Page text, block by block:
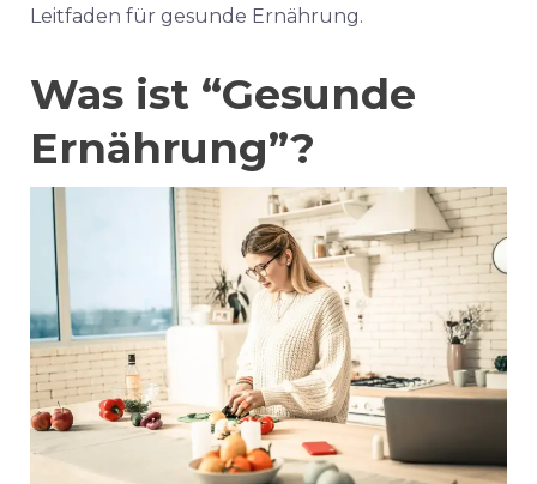
Leitfaden für gesunde Ernährung.
Was ist “Gesunde
Ernährung”?